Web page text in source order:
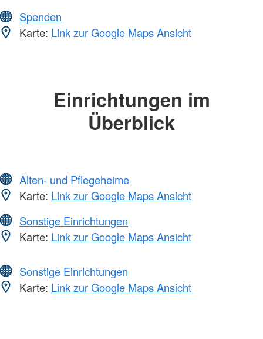
Spenden
Karte: Link zur Google Maps Ansicht
Einrichtungen im
Überblick
Alten- und Pflegeheime
Karte: Link zur Google Maps Ansicht
Sonstige Einrichtungen
Karte: Link zur Google Maps Ansicht
Sonstige Einrichtungen
Karte: Link zur Google Maps Ansicht